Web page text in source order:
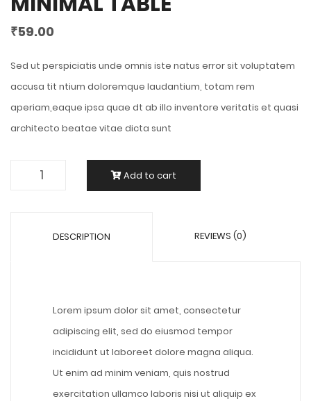
₹59.00
Sed ut perspiciatis unde omnis iste natus error sit voluptatem
accusa tit ntium doloremque laudantium, totam rem
aperiam,eaque ipsa quae dt ab illo inventore veritatis et quasi
architecto beatae vitae dicta sunt
Add to cart
DESCRIPTION REVIEWS (0)
Lorem ipsum dolor sit amet, consectetur
adipiscing elit, sed do eiusmod tempor
incididunt ut laboreet dolore magna aliqua.
Ut enim ad minim veniam, quis nostrud
exercitation ullamco laboris nisi ut aliquip ex